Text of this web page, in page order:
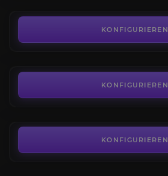
KONFIGURIEREN
KONFIGURIEREN
KONFIGURIEREN
Hüter der Zeit